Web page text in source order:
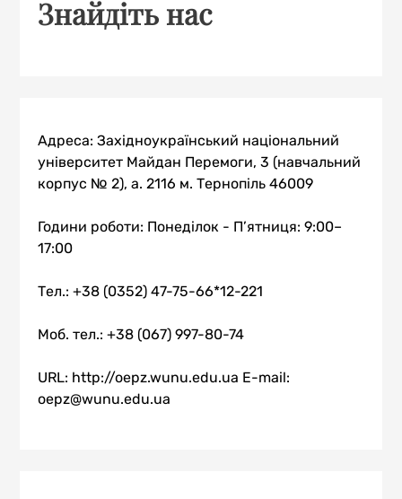
Знайдіть нас
Адреса: Західноукраїнський національний
університет Майдан Перемоги, 3 (навчальний
корпус № 2), а. 2116 м. Тернопіль 46009
Години роботи: Понеділок - П’ятниця: 9:00–
17:00
Тел.: +38 (0352) 47-75-66*12-221
Моб. тел.: +38 (067) 997-80-74
URL: http://oepz.wunu.edu.ua E-mail:
oepz@wunu.edu.ua